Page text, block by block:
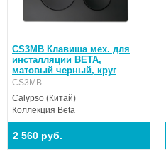
CS3MB Клавиша мех. для
инсталляции BETA,
матовый черный, круг
CS3MB
Calypso (Китай)
Коллекция Beta
2 560 руб.